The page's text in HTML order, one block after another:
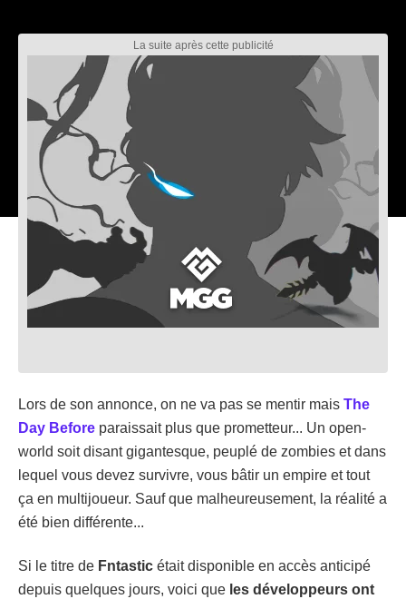
Lors de son annonce, on ne va pas se mentir mais The
Day Before paraissait plus que prometteur... Un open-
world soit disant gigantesque, peuplé de zombies et dans
lequel vous devez survivre, vous bâtir un empire et tout
ça en multijoueur. Sauf que malheureusement, la réalité a
été bien différente...
Si le titre de Fntastic était disponible en accès anticipé
depuis quelques jours, voici que les développeurs ont